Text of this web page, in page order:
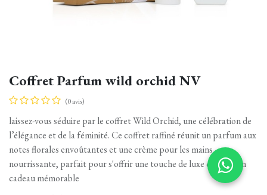
Coffret Parfum wild orchid NV
(0 avis)
laissez-vous séduire par le coffret Wild Orchid, une célébration de
l’élégance et de la féminité. Ce coffret raffiné réunit un parfum aux
notes florales envoûtantes et une crème pour les mains
nourrissante, parfait pour s'offrir une touche de luxe ou faire un
cadeau mémorable